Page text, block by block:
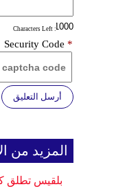
: Characters Left
Security Code *
أرسل التعليق
المزيد من
بلقيس تطلق